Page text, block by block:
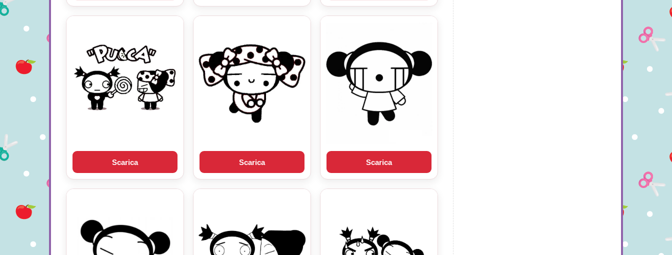
Scarica Scarica Scarica